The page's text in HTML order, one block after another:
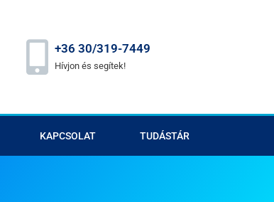
+36 30/319-7449
Hívjon és segítek!
KAPCSOLAT TUDÁSTÁR